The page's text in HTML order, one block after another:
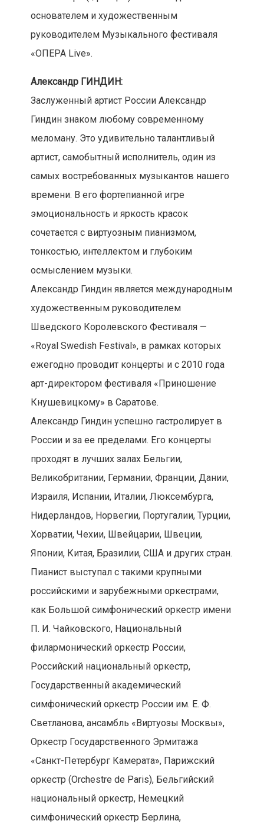
основателем и художественным
руководителем Музыкального фестиваля
«ОПЕРА Live».
Александр ГИНДИН:
Заслуженный артист России Александр
Гиндин знаком любому современному
меломану. Это удивительно талантливый
артист, самобытный исполнитель, один из
самых востребованных музыкантов нашего
времени. В его фортепианной игре
эмоциональность и яркость красок
сочетается с виртуозным пианизмом,
тонкостью, интеллектом и глубоким
осмыслением музыки.
Александр Гиндин является международным
художественным руководителем
Шведского Королевского Фестиваля —
«Royal Swedish Festival», в рамках которых
ежегодно проводит концерты и с 2010 года
арт-директором фестиваля «Приношение
Кнушевицкому» в Саратове.
Александр Гиндин успешно гастролирует в
России и за ее пределами. Его концерты
проходят в лучших залах Бельгии,
Великобритании, Германии, Франции, Дании,
Израиля, Испании, Италии, Люксембурга,
Нидерландов, Норвегии, Португалии, Турции,
Хорватии, Чехии, Швейцарии, Швеции,
Японии, Китая, Бразилии, США и других стран.
Пианист выступал с такими крупными
российскими и зарубежными оркестрами,
как Большой симфонический оркестр имени
П. И. Чайковского, Национальный
филармонический оркестр России,
Российский национальный оркестр,
Государственный академический
симфонический оркестр России им. Е. Ф.
Светланова, ансамбль «Виртуозы Москвы»,
Оркестр Государственного Эрмитажа
«Санкт-Петербург Камерата», Парижский
оркестр (Orchestre de Paris), Бельгийский
национальный оркестр, Немецкий
симфонический оркестр Берлина,